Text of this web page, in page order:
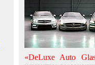
«DeLuxe Auto